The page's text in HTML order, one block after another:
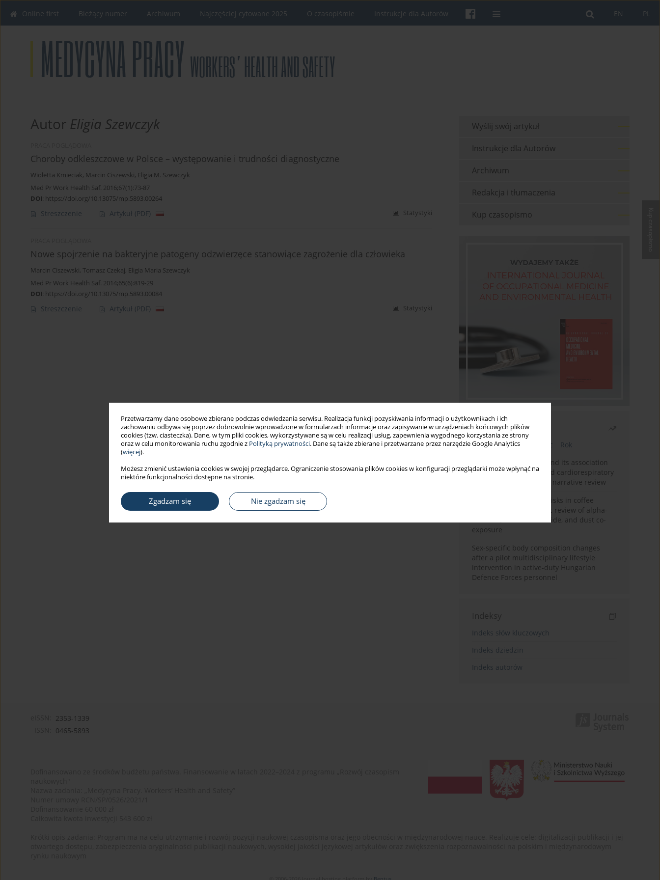
Przetwarzamy dane osobowe zbierane podczas odwiedzania serwisu. Realizacja funkcji pozyskiwania informacji o użytkownikach i ich
zachowaniu odbywa się poprzez dobrowolnie wprowadzone w formularzach informacje oraz zapisywanie w urządzeniach końcowych plików
cookies (tzw. ciasteczka). Dane, w tym pliki cookies, wykorzystywane są w celu realizacji usług, zapewnienia wygodnego korzystania ze strony
oraz w celu monitorowania ruchu zgodnie z Polityką prywatności. Dane są także zbierane i przetwarzane przez narzędzie Google Analytics
(więcej).
Możesz zmienić ustawienia cookies w swojej przeglądarce. Ograniczenie stosowania plików cookies w konfiguracji przeglądarki może wpłynąć na
niektóre funkcjonalności dostępne na stronie.
Zgadzam się Nie zgadzam się
PL
EN
Online first Bieżący numer Archiwum Najczęściej cytowane 2025 O czasopiśmie Instrukcje dla Autorów
Autor Eligia Szewczyk
Choroby odkleszczowe w Polsce – występowanie i trudności diagnostyczne
Wioletta Kmieciak, Marcin Ciszewski, Eligia M. Szewczyk
Med Pr Work Health Saf. 2016;67(1):73-87
DOI: https://doi.org/10.13075/mp.5893.00264
Streszczenie Artykuł (PDF) Statystyki
Nowe spojrzenie na bakteryjne patogeny odzwierzęce stanowiące zagrożenie dla człowieka
Marcin Ciszewski, Tomasz Czekaj, Eligia Maria Szewczyk
Med Pr Work Health Saf. 2014;65(6):819-29
DOI: https://doi.org/10.13075/mp.5893.00084
Streszczenie Artykuł (PDF) Statystyki
Wyślij swój artykuł
Instrukcje dla Autorów
Archiwum
Redakcja i tłumaczenia
Kup czasopismo
Najczęściej czytane
Bieżący numer Miesiąc
Rok
Occupational burnout and its association
with physical activity and cardiorespiratory
fitness among nurses: a narrative review
Synergistic respiratory risks in coffee
processing: a systematic review of alpha-
diketone, carbon monoxide, and dust co-
exposure
Sex-specific body composition changes
after a pilot multidisciplinary lifestyle
intervention in active-duty Hungarian
Defence Forces personnel
Indeksy
Indeks słów kluczowych
Indeks dziedzin
Indeks autorów
2353-1339
0465-5893